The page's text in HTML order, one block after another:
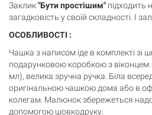
Заклик"Бути простішим" підходить
загадковість у своїй складності. І
ОСОБЛИВОСТІ :
Чашка з написом іде в комплекті зі
подарунковою коробкою з віконцем.
мл), велика зручна ручка. Біла
оригінальною чашкою дома або в
колегам. Малюнок збережеться
допомогою шовкодруку.